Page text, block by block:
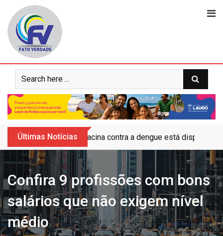
content
Últimas Notícias Vacina contra a dengue está
Confira 9 profissões com bons
salários que não exigem nível
médio